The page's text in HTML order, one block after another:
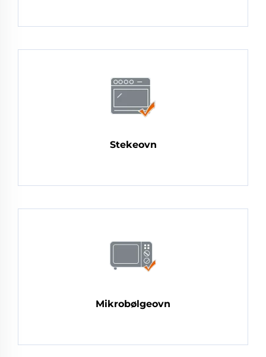
Stekeovn
Mikrobølgeovn